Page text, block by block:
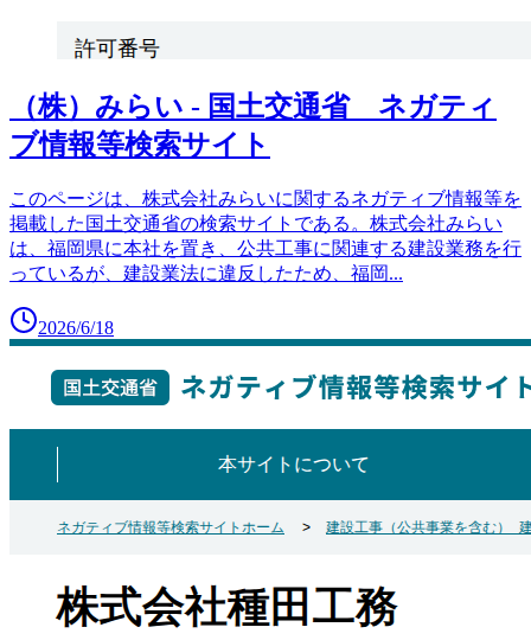
（株）みらい - 国土交通省 ネガティ
ブ情報等検索サイト
このページは、株式会社みらいに関するネガティブ情報等を
掲載した国土交通省の検索サイトである。株式会社みらい
は、福岡県に本社を置き、公共工事に関連する建設業務を行
っているが、建設業法に違反したため、福岡...
2026/6/18